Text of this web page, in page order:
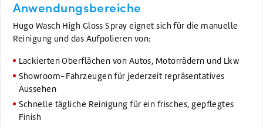
Anwendungsbereiche
Hugo Wasch High Gloss Spray eignet sich für die manuelle
Reinigung und das Aufpolieren von:
Lackierten Oberflächen von Autos, Motorrädern und Lkw
Showroom-Fahrzeugen für jederzeit repräsentatives
Aussehen
Schnelle tägliche Reinigung für ein frisches, gepflegtes
Finish